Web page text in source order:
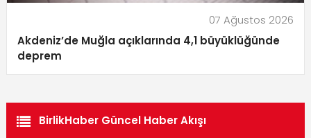
07 Ağustos 2026
Akdeniz’de Muğla açıklarında 4,1 büyüklüğünde
deprem
BirlikHaber Güncel Haber Akışı